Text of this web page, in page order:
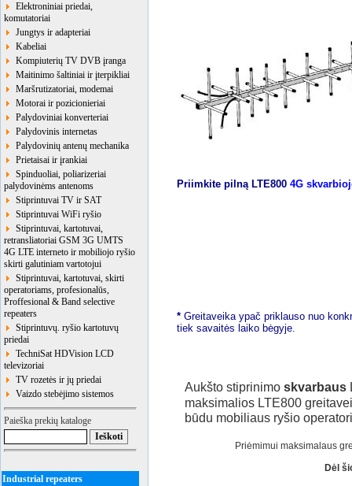
Elektroniniai priedai,
komutatoriai
Jungtys ir adapteriai
Kabeliai
Kompiuterių TV DVB įranga
Maitinimo šaltiniai ir įterpikliai
Maršrutizatoriai, modemai
Motorai ir pozicionieriai
Palydoviniai konverteriai
Palydovinis internetas
Palydovinių antenų mechanika
Prietaisai ir įrankiai
Spinduoliai, poliarizeriai
palydovinėms antenoms
Stiprintuvai TV ir SAT
Stiprintuvai WiFi ryšio
Stiprintuvai, kartotuvai,
retransliatoriai GSM 3G UMTS
4G LTE interneto ir mobiliojo ryšio
skirti galutiniam vartotojui
Stiprintuvai, kartotuvai, skirti
operatoriams, profesionalūs,
Proffesional & Band selective
repeaters
Stiprintuvų. ryšio kartotuvų
priedai
TechniSat HDVision LCD
televizoriai
TV rozetės ir jų priedai
Vaizdo stebėjimo sistemos
Paieška prekių kataloge
Industrial repeaters
Priimkite pilną LTE800 4G
* Greitaveika ypač priklauso nuo
tiek savaitės laiko bėgyje.
Aukšto stiprinimo skvarbaus
maksimalios LTE800
būdu mobiliaus ryšio
Priėmimui maksimalaus
Dėl